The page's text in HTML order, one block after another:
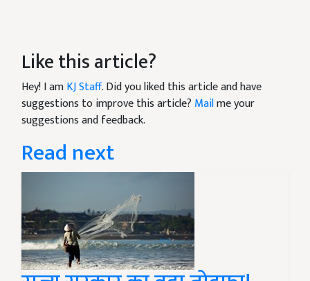
Like this article?
Hey! I amKJ Staff. Did you liked this article and have
suggestions to improve this article? Mailme your
suggestions and feedback.
Read next